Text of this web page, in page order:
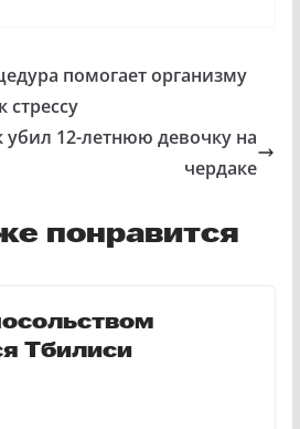
помогает организму
стрессу
убил 12-летнюю девочку на
чердаке
понравится
Тбилиси